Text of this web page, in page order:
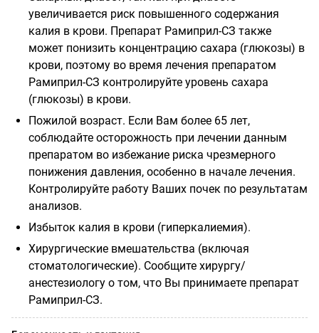
увеличивается риск повышенного содержания
калия в крови. Препарат Рамиприл-СЗ также
может понизить концентрацию сахара (глюкозы) в
крови, поэтому во время лечения препаратом
Рамиприл-СЗ контролируйте уровень сахара
(глюкозы) в крови.
Пожилой возраст. Если Вам более 65 лет,
соблюдайте осторожность при лечении данным
препаратом во избежание риска чрезмерного
понижения давления, особенно в начале лечения.
Контролируйте работу Ваших почек по результатам
анализов.
Избыток калия в крови (гиперкалиемия).
Хирургические вмешательства (включая
стоматологические). Сообщите хирургу/
анестезиологу о том, что Вы принимаете препарат
Рамиприл-СЗ.